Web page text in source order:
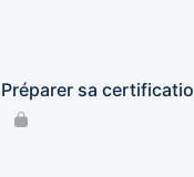
Préparer sa